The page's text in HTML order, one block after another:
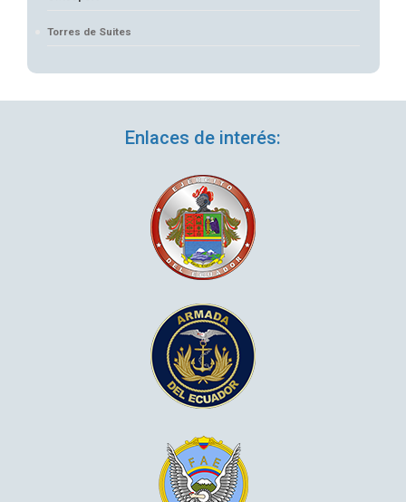
Torres de Suites
Enlaces de interés: